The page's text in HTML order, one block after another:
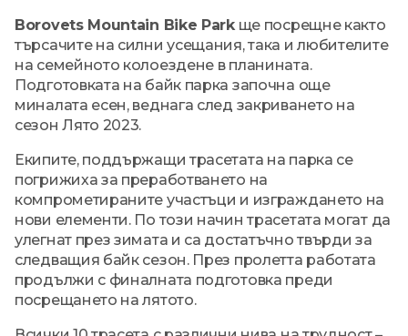
Borovets Mountain Bike Parkще посрещне както
търсачите на силни усещания, така и любителите
на семейното колоездене в планината.
Подготовката на байк парка започна още
миналата есен, веднага след закриването на
сезон Лято 2023.
Екипите, поддържащи трасетата на парка се
погрижиха за преработването на
компрометираните участъци и изграждането на
нови елементи. По този начин трасетата могат да
улегнат през зимата и са достатъчно твърди за
следващия байк сезон. През пролетта работата
продължи с финалната подготовка преди
посрещането на лятото.